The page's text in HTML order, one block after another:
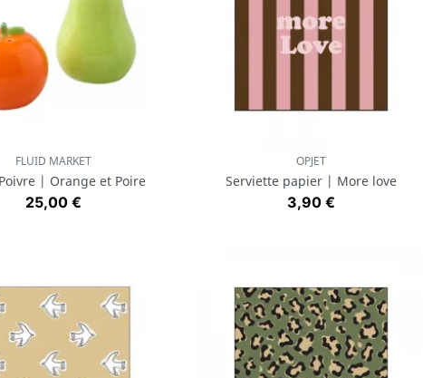
Aperçu rapide
FLUID MARKET
| Orange et Poire
Prix
25,00 €
Aperçu rapide
OPJET
Serviette papier | More love
Prix
3,90 €